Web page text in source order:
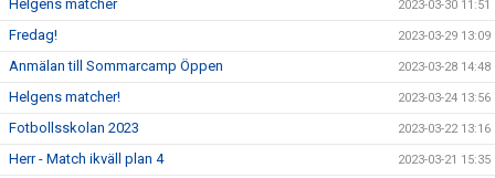
Helgens matcher 2023-03-30 11:51
Fredag! 2023-03-29 13:09
Anmälan till Sommarcamp Öppen 2023-03-28 14:48
Helgens matcher! 2023-03-24 13:56
Fotbollsskolan 2023 2023-03-22 13:16
Herr - Match ikväll plan 4 2023-03-21 15:35